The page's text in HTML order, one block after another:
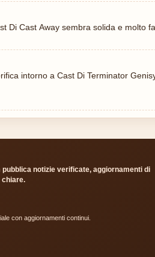
Di Cast Away sembra solida e molto
intorno a Cast Di Terminator
notizie verificate, aggiornamenti di
chiare.
con aggiornamenti continui.